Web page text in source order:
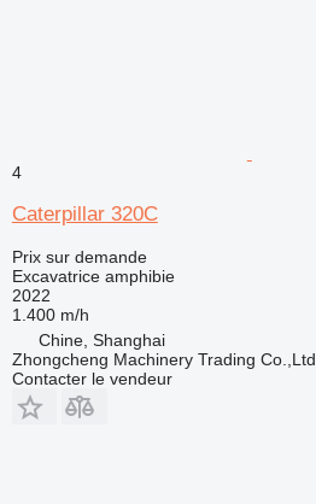
4
Caterpillar 320C
Prix sur demande
Excavatrice amphibie
2022
1.400 m/h
Chine, Shanghai
Zhongcheng Machinery Trading Co.,Ltd
Contacter le vendeur